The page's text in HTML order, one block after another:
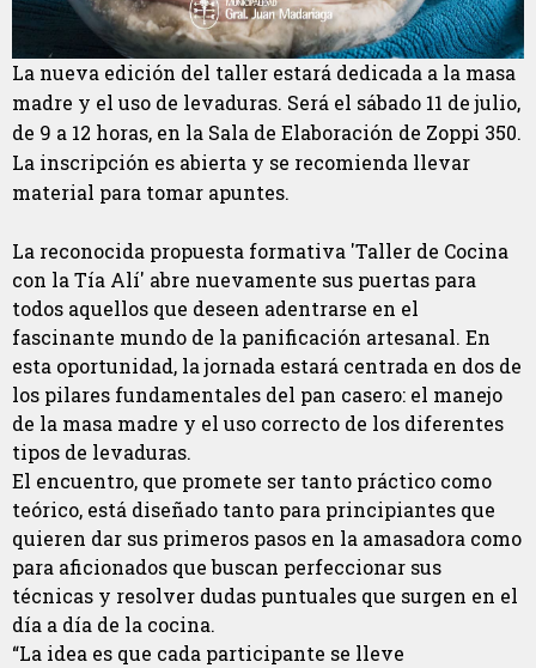
La nueva edición del taller estará dedicada a la masa
madre y el uso de levaduras. Será el sábado 11 de julio,
de 9 a 12 horas, en la Sala de Elaboración de Zoppi 350.
La inscripción es abierta y se recomienda llevar
material para tomar apuntes.
La reconocida propuesta formativa 'Taller de Cocina
con la Tía Alí' abre nuevamente sus puertas para
todos aquellos que deseen adentrarse en el
fascinante mundo de la panificación artesanal. En
esta oportunidad, la jornada estará centrada en dos de
los pilares fundamentales del pan casero: el manejo
de la masa madre y el uso correcto de los diferentes
tipos de levaduras.
El encuentro, que promete ser tanto práctico como
teórico, está diseñado tanto para principiantes que
quieren dar sus primeros pasos en la amasadora como
para aficionados que buscan perfeccionar sus
técnicas y resolver dudas puntuales que surgen en el
día a día de la cocina.
“La idea es que cada participante se lleve